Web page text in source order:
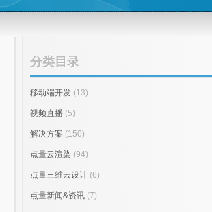
分类目录
移动端开发 (13)
视频直播 (5)
解决方案 (150)
点量云渲染 (94)
点量三维云设计 (6)
点量新闻&资讯 (7)